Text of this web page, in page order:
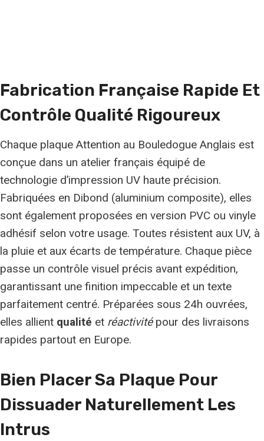
Fabrication Française Rapide Et
Contrôle Qualité Rigoureux
Chaque plaque Attention au Bouledogue Anglais est
conçue dans un atelier français équipé de
technologie d’impression UV haute précision.
Fabriquées en Dibond (aluminium composite), elles
sont également proposées en version PVC ou vinyle
adhésif selon votre usage. Toutes résistent aux UV, à
la pluie et aux écarts de température. Chaque pièce
passe un contrôle visuel précis avant expédition,
garantissant une finition impeccable et un texte
parfaitement centré. Préparées sous 24h ouvrées,
elles allient qualité et réactivitépour des livraisons
rapides partout en Europe.
Bien Placer Sa Plaque Pour
Dissuader Naturellement Les
Intrus